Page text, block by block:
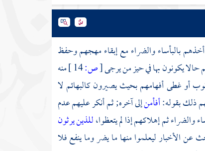
بالبأساء والضراء مع إبقاء مهجهم وحفظ
يكونون بها في حيز من يرجى[ص:14 ]
منه
أو غطى أفهامهم بحيث يصيرون كالبهائم لا
ذلك بقوله:أفأمنإلى آخره; ثم أنكر عليهم عدم
والضراء ثم إهلاكهم إذا لم يتعظوا،للذين يرثون
الأخبار ليعلموا منها ما يضر وما ينفع فلا